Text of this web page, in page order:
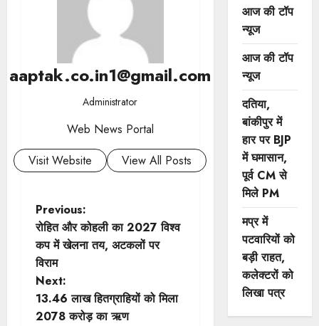
aaptak.co.in1@gmail.com
Administrator
Web News Portal
Visit Website
View All Posts
P
o
s
t
Previous:
रोहित और कोहली का 2027 विश्व
कप में खेलना तय, अटकलों पर
विराम
Next:
13.46 लाख हितग्राहियों को मिला
2078 करोड़ का ऋण
आज की टॉप
न्यूज
आज की टॉप
न्यूज
दतिया,
बांकीपुर में
हार पर BJP
में घमासान,
पूर्व CM से
मिले PM
मप्र में
पटवारियों को
बड़ी राहत,
कलेक्टरों को
लिखा पत्र